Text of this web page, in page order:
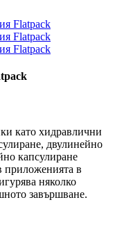
като хидравлични
двулинейно
капсулиране
приложенията в
няколко
завършване.